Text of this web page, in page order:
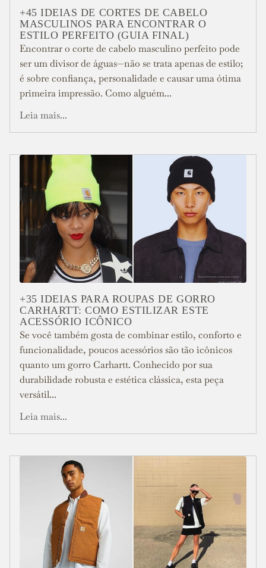
+45 IDEIAS DE CORTES DE CABELO
MASCULINOS PARA ENCONTRAR O
ESTILO PERFEITO (GUIA FINAL)
Encontrar o corte de cabelo masculino perfeito pode
ser um divisor de águas—não se trata apenas de estilo;
é sobre confiança, personalidade e causar uma ótima
primeira impressão. Como alguém...
Leia mais...
+35 IDEIAS PARA ROUPAS DE GORRO
CARHARTT: COMO ESTILIZAR ESTE
ACESSÓRIO ICÔNICO
Se você também gosta de combinar estilo, conforto e
funcionalidade, poucos acessórios são tão icônicos
quanto um gorro Carhartt. Conhecido por sua
durabilidade robusta e estética clássica, esta peça
versátil...
Leia mais...